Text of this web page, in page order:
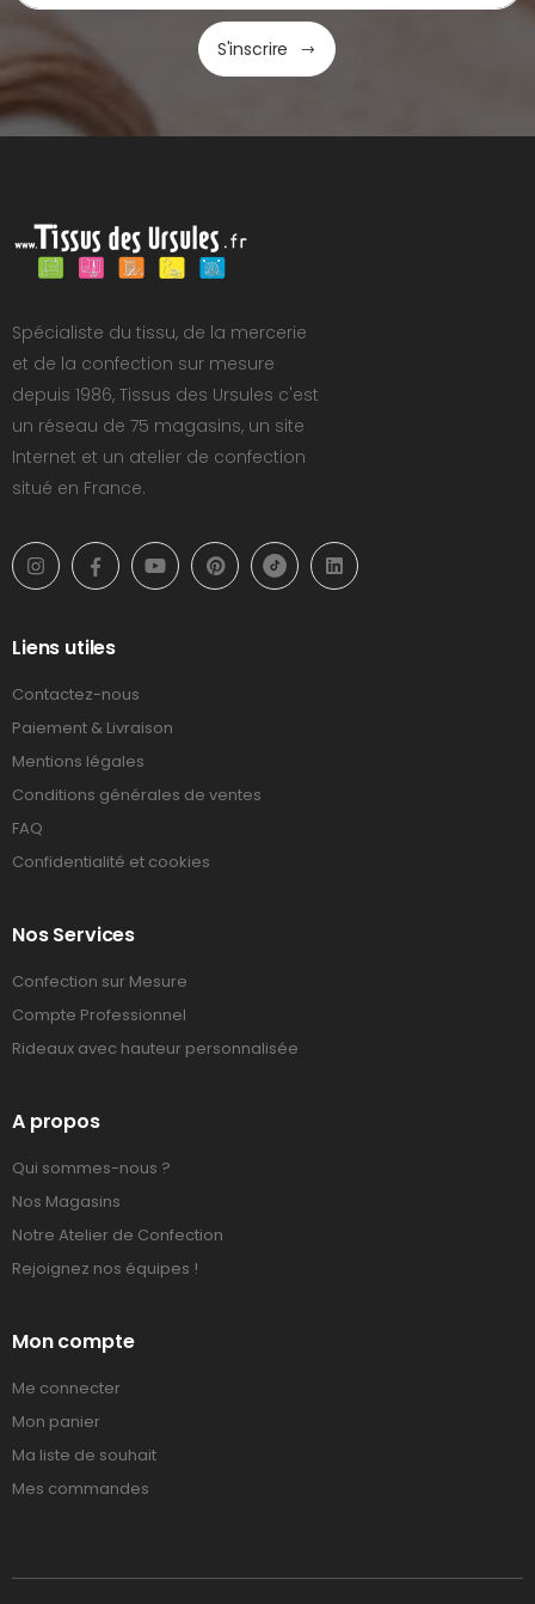
S'inscrire
Spécialiste du tissu, de la mercerie
et de la confection sur mesure
depuis 1986, Tissus des Ursules c'est
un réseau de 75 magasins, un site
Internet et un atelier de confection
situé en France.
Liens utiles
Contactez-nous
Paiement & Livraison
Mentions légales
Conditions générales de ventes
FAQ
Confidentialité et cookies
Nos Services
Confection sur Mesure
Compte Professionnel
Rideaux avec hauteur personnalisée
A propos
Qui sommes-nous ?
Nos Magasins
Notre Atelier de Confection
Rejoignez nos équipes !
Mon compte
Me connecter
Mon panier
Ma liste de souhait
Mes commandes